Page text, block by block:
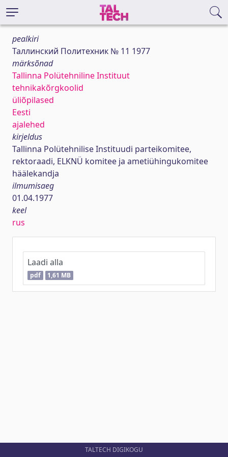
pealkiri
Таллинский Политехник № 11 1977
märksõnad
Tallinna Polütehniline Instituut
tehnikakõrgkoolid
üliõpilased
Eesti
ajalehed
kirjeldus
Tallinna Polütehnilise Instituudi parteikomitee,
rektoraadi, ELKNÜ komitee ja ametiühingukomitee
häälekandja
ilmumisaeg
01.04.1977
keel
rus
Laadi alla
pdf 1,61 MB
TALTECH DIGIKOGU